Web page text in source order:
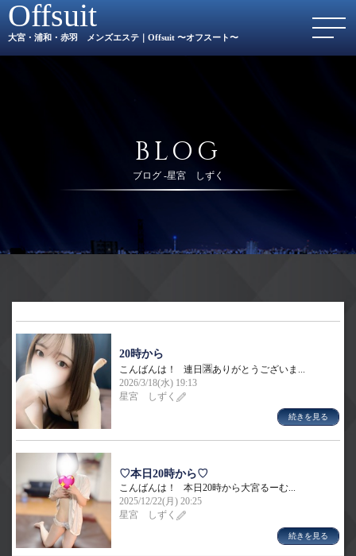
Offsuit
大宮・浦和・赤羽 メンズエステ｜Offsuit 〜オフスート〜
BLOG
ブログ -星宮 しずく
20時から
こんばんは！ 連日🈵ありがとうございま...
2026/3/18(水) 19:13
星宮 しずく
続きを見る
♡本日20時から♡
こんばんは！ 本日20時から大宮るーむ...
2025/12/22(月) 20:25
星宮 しずく
続きを見る